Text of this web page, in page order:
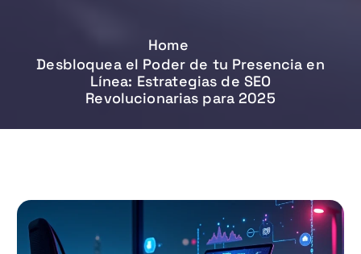
Home
Desbloquea el Poder de tu Presencia en
Línea: Estrategias de SEO
Revolucionarias para 2025